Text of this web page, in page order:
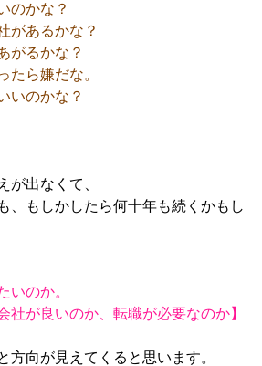
のかな？
があるかな？
がるかな？
たら嫌だな。
いのかな？
が出なくて、
、もしかしたら何十年も続くかもし
いのか。
社が良いのか、転職が必要なのか】
方向が見えてくると思います。